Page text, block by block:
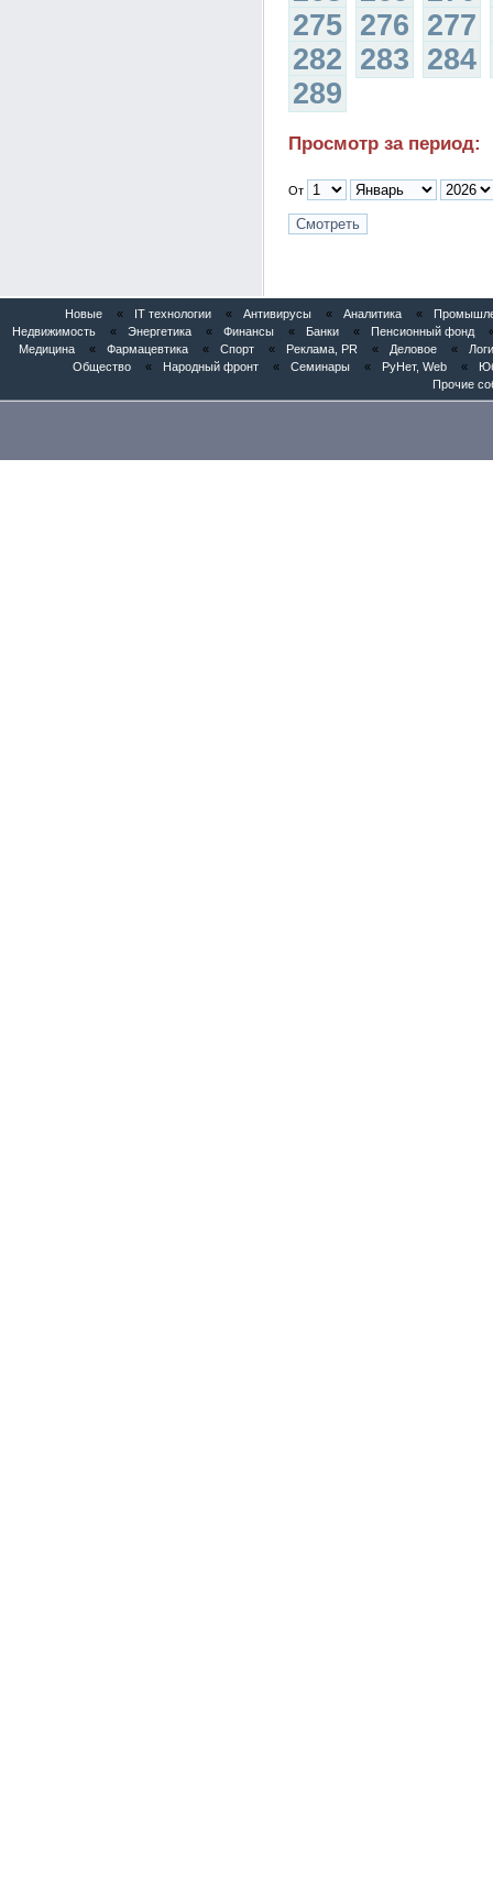
275 276 277
282 283 284
289
Просмотр за период:
От
Новые « IT технологии « Антивирусы « Аналитика «
Недвижимость
« Энергетика « Финансы « Банки « Пенсионный фонд
Медицина
« Фармацевтика « Спорт « Реклама, PR « Деловое «
Общество
« Народный фронт « Семинары « РуНет, Web «
Прочие